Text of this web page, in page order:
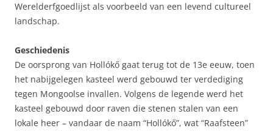
Werelderfgoedlijst als voorbeeld van een levend cultureel
landschap.
Geschiedenis
De oorsprong van Hollókő gaat terug tot de 13e eeuw, toen
het nabijgelegen kasteel werd gebouwd ter verdediging
tegen Mongoolse invallen. Volgens de legende werd het
kasteel gebouwd door raven die stenen stalen van een
lokale heer – vandaar de naam “Hollókő”, wat “Raafsteen”